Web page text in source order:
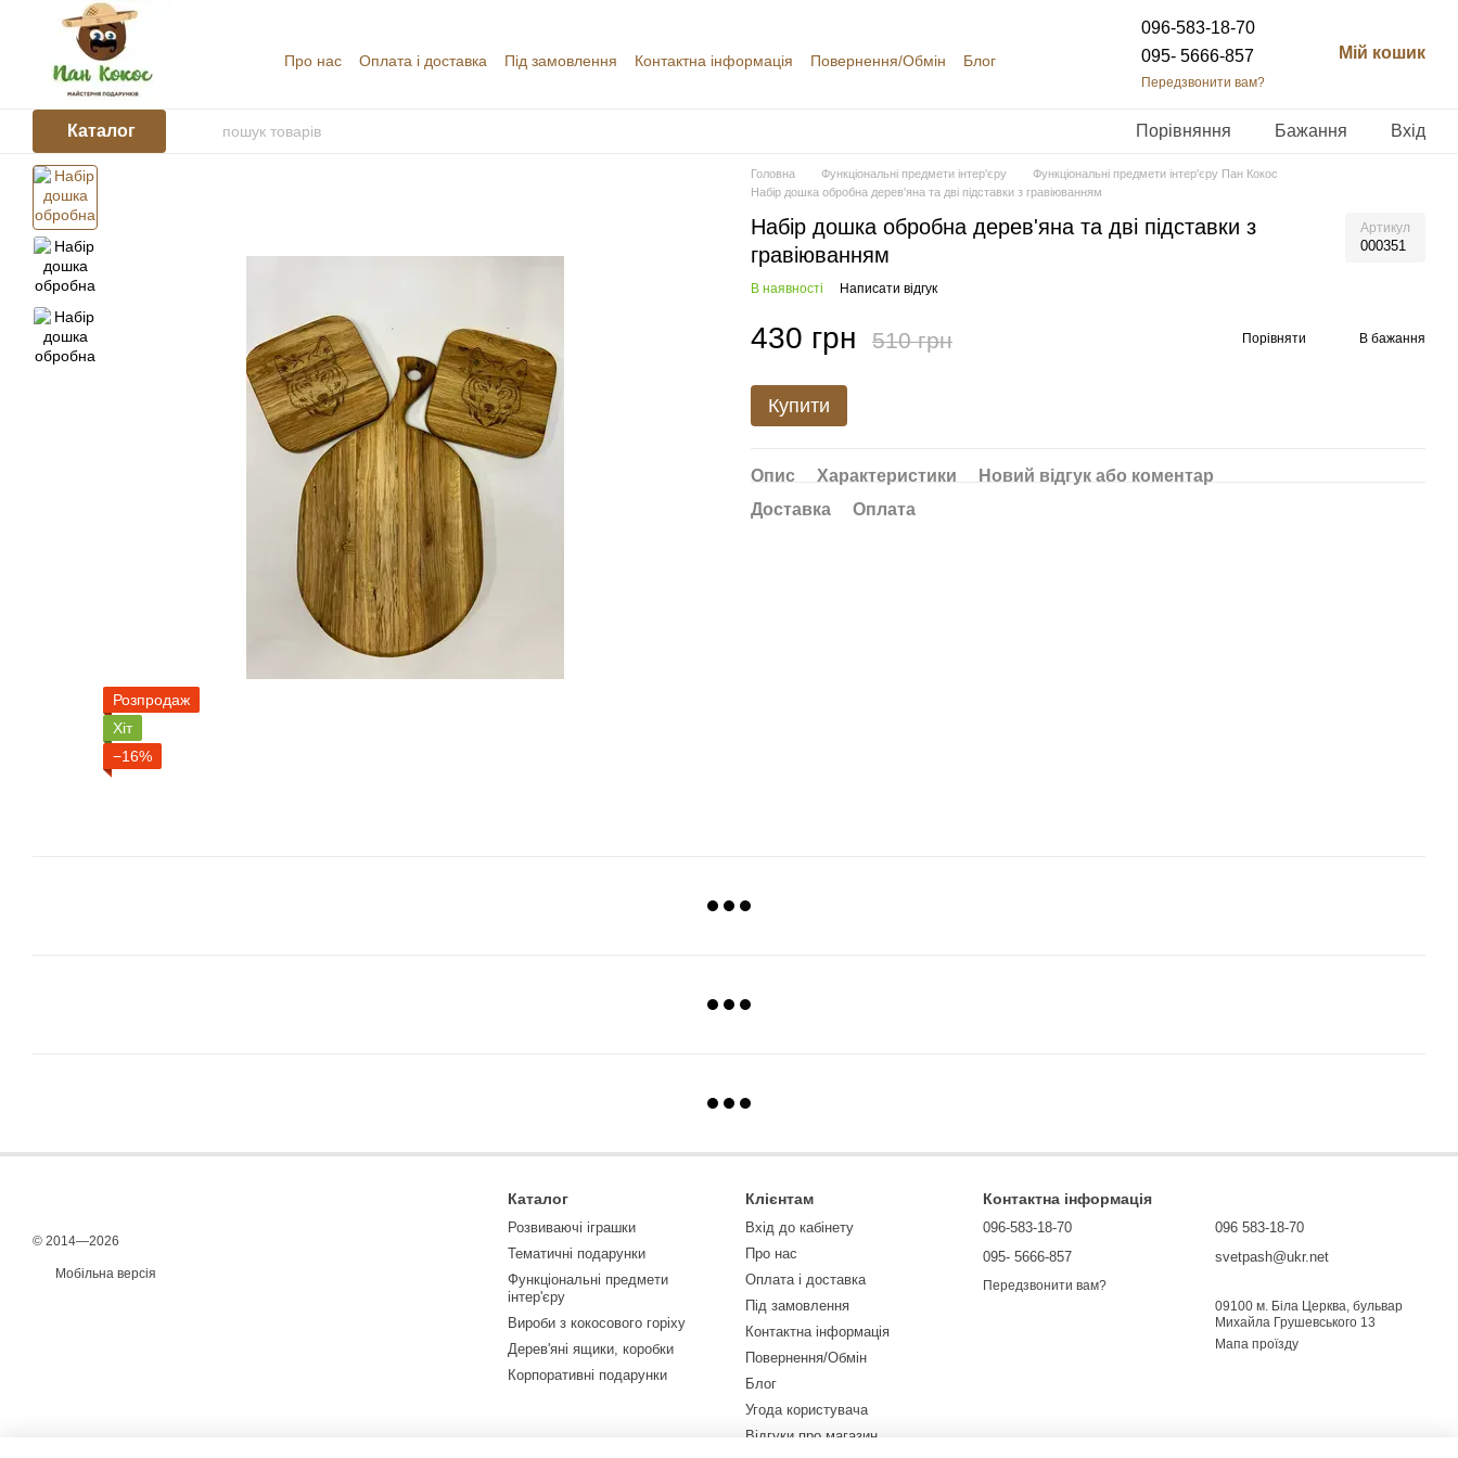
Перейти до основного контенту
Про нас Оплата і доставка Під замовлення Контактна інформація Повернення/Обмін
Блог
096-583-18-70
095- 5666-857
Передзвонити вам?
Мій кошик
Каталог Порівняння Бажання Вхід
Розпродаж
Хіт
−16%
Головна Функціональні предмети інтер'єру
Функціональні предмети інтер'єру Пан Кокос
Набір дошка обробна дерев'яна та дві підставки з гравіюванням
Набір дошка обробна дерев'яна та дві підставки з
гравіюванням
Артикул
000351
В наявності Написати відгук
430 грн 510 грн Порівняти В бажання
Купити
Опис Характеристики
Новий відгук або коментар
Доставка
Оплата
© 2014—2026
Мобільна версія
Каталог
Розвиваючі іграшки
Тематичні подарунки
Функціональні предмети
інтер'єру
Вироби з кокосового горіху
Дерев'яні ящики, коробки
Корпоративні подарунки
Клієнтам
Вхід до кабінету
Про нас
Оплата і доставка
Під замовлення
Контактна інформація
Повернення/Обмін
Блог
Угода користувача
Відгуки про магазин
Контактна інформація
096-583-18-70
095- 5666-857
Передзвонити вам?
096 583-18-70
svetpash@ukr.net
09100 м. Біла Церква, бульвар
Михайла Грушевського 13
Мапа проїзду